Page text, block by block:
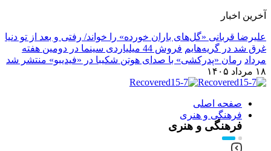
آخرین اخبار
علیرضا قربانی «گل‌های باران خورده» را خواند/ رفتی و بعد از تو دنیا
غرق شد در گریه‌هایم
فروش 44 میلیاردی سینما در دومین هفته
مرداد رمان «پدرکشی» با صدای هوتن شکیبا در «فیدیبو» منتشر شد
۱۸ مرداد ۱۴۰۵
صفحه اصلی
فرهنگی و هنری
فرهنگی و هنری